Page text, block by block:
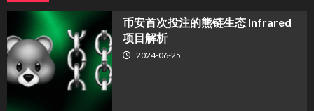
币安首次投注的熊链生态 Infrared
项目解析
2024-06-25